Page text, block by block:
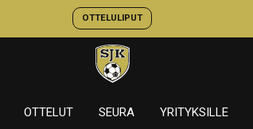
OTTELULIPUT
OTTELUT SEURA YRITYKSILLE